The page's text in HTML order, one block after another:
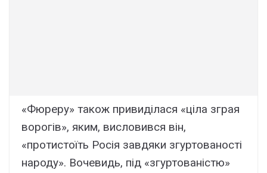
«Фюреру» також привиділася «ціла зграя
ворогів», яким, висловився він,
«протистоїть Росія завдяки згуртованості
народу». Вочевидь, під «згуртованістю»